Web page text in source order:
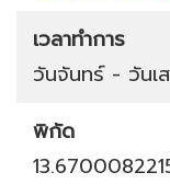
เวลาทำการ
วันจันทร์ - วันเ
พิกัด